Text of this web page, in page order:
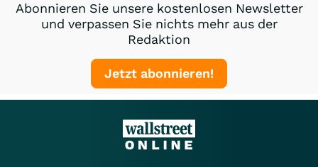
Abonnieren Sie unsere kostenlosen Newsletter
und verpassen Sie nichts mehr aus der
Redaktion
Jetzt abonnieren!